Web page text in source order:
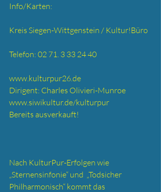
Info/Karten:
Kreis Siegen-Wittgenstein / Kultur!Büro
Telefon: 02 71. 3 33 24 40
www.kulturpur26.de
Dirigent: Charles Olivieri-Munroe
www.siwikultur.de/kulturpur
Bereits ausverkauft!
Nach KulturPur-Erfolgen wie
„Sternensinfonie“ und  „Todsicher
Philharmonisch“ kommt das